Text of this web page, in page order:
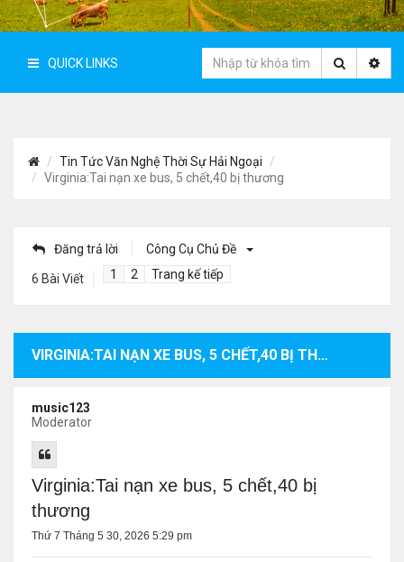
QUICK LINKS
Tin Tức Văn Nghệ Thời Sự Hải Ngoại
Virginia:Tai nạn xe bus, 5 chết,40 bị thương
Đăng trả lời Công Cụ Chủ Đề
6 Bài Viết 1 2 Trang kế tiếp
VIRGINIA:TAI NẠN XE BUS, 5 CHẾT,40 BỊ THƯƠNG
music123
Moderator
Virginia:Tai nạn xe bus, 5 chết,40 bị
thương
Thứ 7 Tháng 5 30, 2026 5:29 pm